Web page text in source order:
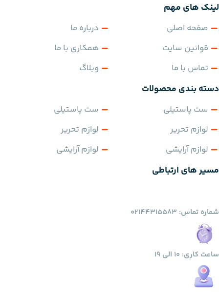
لینک های مهم
صفحه اصلی
قوانین سایت
تماس با ما
درباره ما
همکاری با ما
وبلاگ
دسته بندی محصولات
ست پاستیلی
لوازم تحریر
لوازم آرایشی
ست پاستیلی
لوازم تحریر
لوازم آرایشی
مسیر های ارتباطی
شماره تماس: 02144315583
ساعت کاری: 10 الی 19